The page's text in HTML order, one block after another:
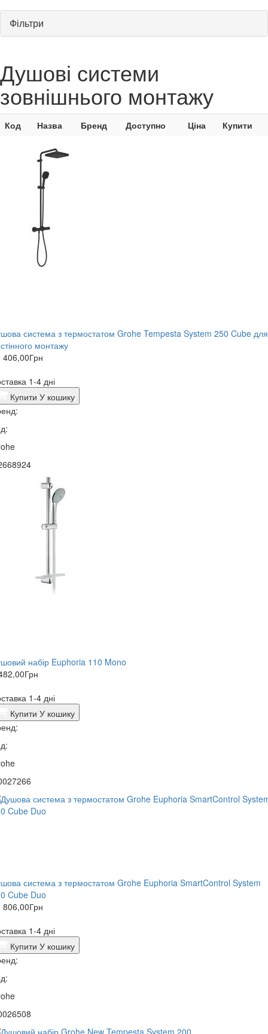
Фільтри
Душові системи
зовнішнього монтажу
Код Назва Бренд Доступно Ціна Купити
система з термостатом Grohe Tempesta System 250 Cube для
монтажу
406,00Грн
1-4 дні
Купити У кошику
набір Euphoria 110 Mono
Грн
1-4 дні
Купити У кошику
система з термостатом Grohe Euphoria SmartControl System
Cube Duo
806,00Грн
1-4 дні
Купити У кошику